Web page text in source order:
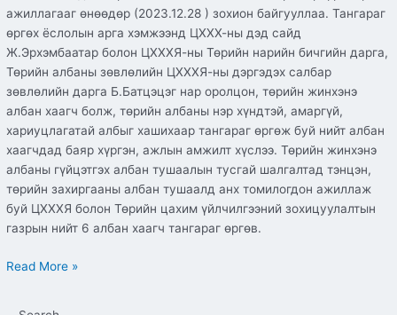
ажиллагааг өнөөдөр (2023.12.28 ) зохион байгууллаа. Тангараг
өргөх ёслолын арга хэмжээнд ЦХХХ-ны дэд сайд
Ж.Эрхэмбаатар болон ЦХХХЯ-ны Төрийн нарийн бичгийн дарга,
Төрийн албаны зөвлөлийн ЦХХХЯ-ны дэргэдэх салбар
зөвлөлийн дарга Б.Батцэцэг нар оролцон, төрийн жинхэнэ
албан хаагч болж, төрийн албаны нэр хүндтэй, амаргүй,
хариуцлагатай албыг хашихаар тангараг өргөж буй нийт албан
хаагчдад баяр хүргэн, ажлын амжилт хүслээ. Төрийн жинхэнэ
албаны гүйцэтгэх албан тушаалын тусгай шалгалтад тэнцэн,
төрийн захиргааны албан тушаалд анх томилогдон ажиллаж
буй ЦХХХЯ болон Төрийн цахим үйлчилгээний зохицуулалтын
газрын нийт 6 албан хаагч тангараг өргөв.
Read More »